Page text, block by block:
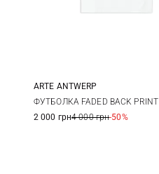
S M L
ARTE ANTWERP
ФУТБОЛКА FADED BACK PRINT
2 000 грн4 000 грн-50%